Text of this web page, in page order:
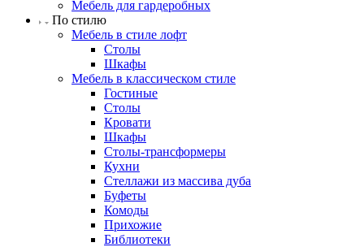
Мебель для гардеробных
По стилю
Мебель в стиле лофт
Столы
Шкафы
Мебель в классическом стиле
Гостиные
Столы
Кровати
Шкафы
Столы-трансформеры
Кухни
Стеллажи из массива дуба
Буфеты
Комоды
Прихожие
Библиотеки